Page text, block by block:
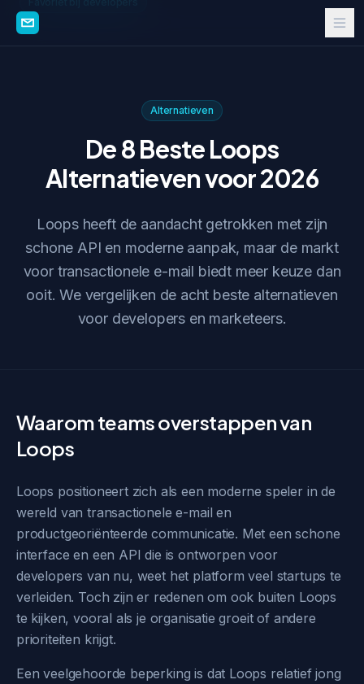
Alternatieven
De 8 Beste Loops
Alternatieven voor 2026
Loops heeft de aandacht getrokken met zijn
schone API en moderne aanpak, maar de markt
voor transactionele e-mail biedt meer keuze dan
ooit. We vergelijken de acht beste alternatieven
voor developers en marketeers.
Waarom teams overstappen van
Loops
Loops positioneert zich als een moderne speler in de
wereld van transactionele e-mail en
productgeoriënteerde communicatie. Met een schone
interface en een API die is ontworpen voor
developers van nu, weet het platform veel startups te
verleiden. Toch zijn er redenen om ook buiten Loops
te kijken, vooral als je organisatie groeit of andere
prioriteiten krijgt.
Een veelgehoorde beperking is dat Loops relatief jong